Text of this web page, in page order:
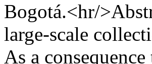
Bogotá.<hr/
large-scale
As a